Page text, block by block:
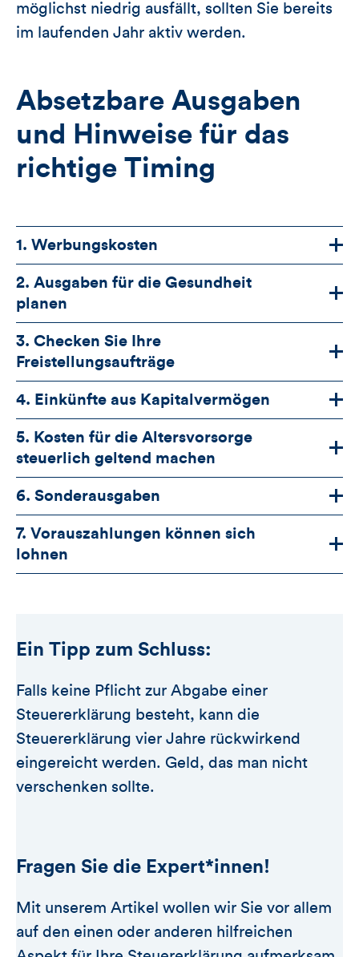
möglichst niedrig ausfällt, sollten Sie bereits
im laufenden Jahr aktiv werden.
Absetzbare Ausgaben
und Hinweise für das
richtige Timing
1. Werbungskosten
2. Ausgaben für die Gesundheit
planen
3. Checken Sie Ihre
Freistellungsaufträge
4. Einkünfte aus Kapitalvermögen
5. Kosten für die Altersvorsorge
steuerlich geltend machen
6. Sonderausgaben
7. Vorauszahlungen können sich
lohnen
Ein Tipp zum Schluss:
Falls keine Pflicht zur Abgabe einer
Steuererklärung besteht, kann die
Steuererklärung vier Jahre rückwirkend
eingereicht werden. Geld, das man nicht
verschenken sollte.
Fragen Sie die Expert*innen!
Mit unserem Artikel wollen wir Sie vor allem
auf den einen oder anderen hilfreichen